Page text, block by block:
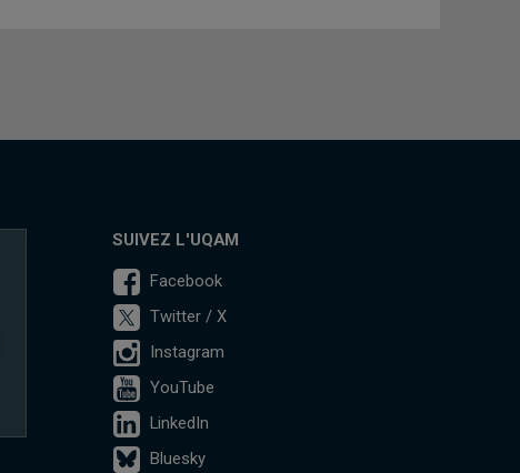
SUIVEZ L'UQAM
Facebook
Twitter / X
Instagram
YouTube
LinkedIn
Bluesky